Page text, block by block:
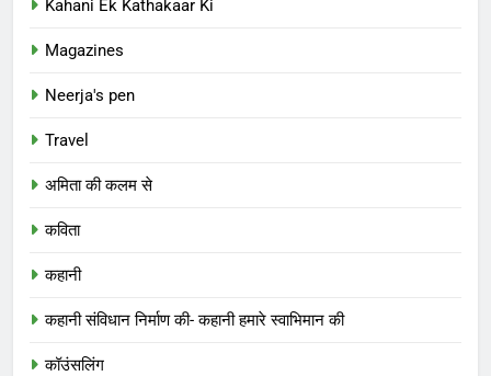
Kahani Ek Kathakaar Ki
Magazines
Neerja's pen
Travel
अमिता की कलम से
कविता
कहानी
कहानी संविधान निर्माण की- कहानी हमारे स्वाभिमान की
कॉउंसलिंग